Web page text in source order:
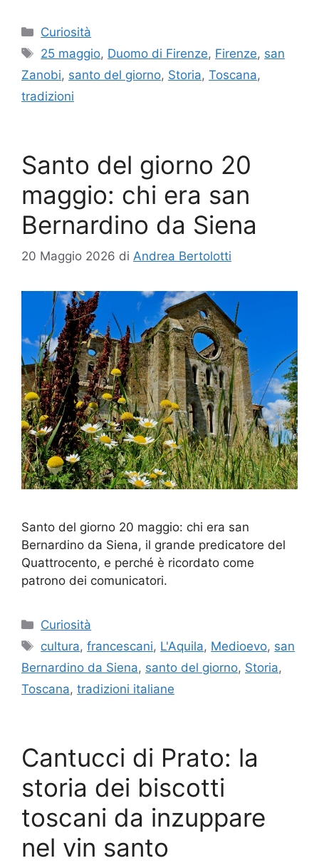
Categorie
Curiosità
Tag
25 maggio, Duomo di Firenze, Firenze, san
Zanobi, santo del giorno, Storia, Toscana,
tradizioni
Santo del giorno 20
maggio: chi era san
Bernardino da Siena
20 Maggio 2026 di Andrea Bertolotti
Santo del giorno 20 maggio: chi era san
Bernardino da Siena, il grande predicatore del
Quattrocento, e perché è ricordato come
patrono dei comunicatori.
Categorie
Curiosità
Tag
cultura,francescani, L'Aquila, Medioevo, san
Bernardino da Siena, santo del giorno, Storia,
Toscana, tradizioni italiane
Cantucci di Prato: la
storia dei biscotti
toscani da inzuppare
nel vin santo